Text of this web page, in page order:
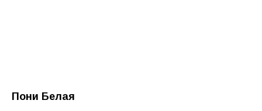
Пони Белая